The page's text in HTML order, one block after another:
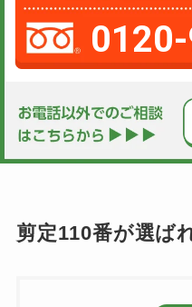
剪定110番が選ば